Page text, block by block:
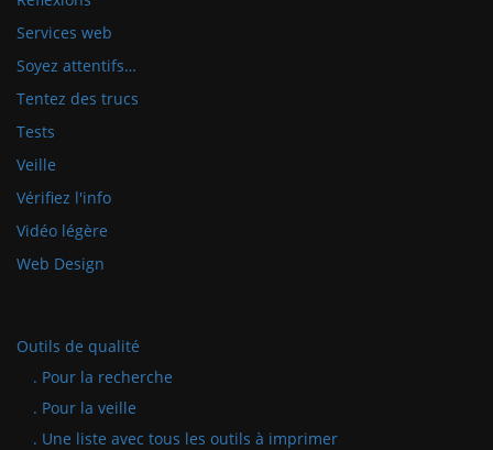
Services web
Soyez attentifs…
Tentez des trucs
Tests
Veille
Vérifiez l'info
Vidéo légère
Web Design
Outils de qualité
. Pour la recherche
. Pour la veille
. Une liste avec tous les outils à imprimer